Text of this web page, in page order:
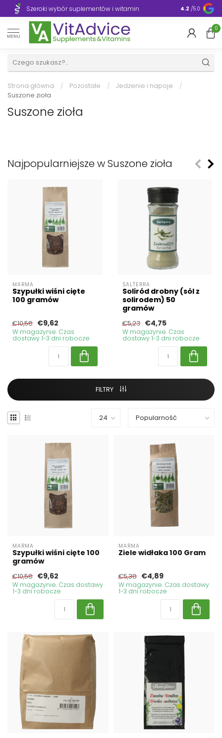
Szeroki wybór suplementów i witamin 4.2 /5.0
MENU
0
Strona główna / Pozostałe / Jedzenie i napoje
/
Suszone zioła
Suszone zioła
Najpopularniejsze w Suszone zioła
MARMA
Szypułki wiśni cięte
100 gramów
€10,58 €9,62
W magazynie. Czas
dostawy 1-3 dni robocze
SALTERRA
Soliród drobny (sól z
solirodem) 50
gramów
€5,23 €4,75
W magazynie. Czas
dostawy 1-3 dni robocze
FILTRY
MARMA
Szypułki wiśni cięte 100
gramów
€10,58 €9,62
W magazynie. Czas dostawy
1-3 dni robocze
MARMA
Ziele widłaka 100 Gram
€5,38 €4,89
W magazynie. Czas dostawy
1-3 dni robocze